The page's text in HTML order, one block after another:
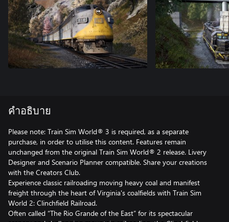
คำอธิบาย
Please note: Train Sim World® 3 is required, as a separate
purchase, in order to utilise this content. Features remain
unchanged from the original Train Sim World® 2 release. Livery
Designer and Scenario Planner compatible. Share your creations
with the Creators Club.
Experience classic railroading moving heavy coal and manifest
freight through the heart of Virginia's coalfields with Train Sim
World 2: Clinchfield Railroad.
Often called “The Rio Grande of the East” for its spectacular